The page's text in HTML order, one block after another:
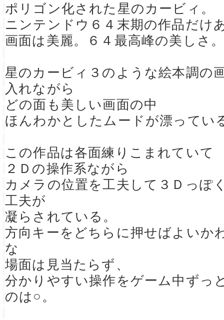
ポリゴン化された星のカービィ。
ニンテンドウ６４末期の作品だけ
画面は美麗。６４最高峰の美しさ
星のカービィ３のような絵本調の
入れながら
どの面も美しい画面の中
ほんわかとしたムードが漂ってい
この作品は各面練りこまれていて
２Ｄの操作系ながら
カメラの位置を工夫して３Ｄっぽ
工夫が
凝らされている。
方向キーをどちらに押せばよいか
な
場面は見当たらず、
分かりやすい操作をゲーム中ずっ
のは○。